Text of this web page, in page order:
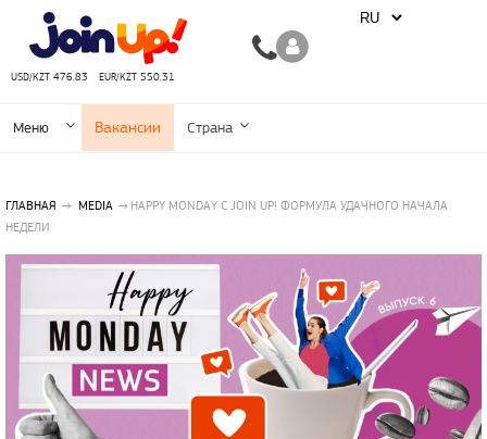
USD/KZT 476.83 EUR/KZT 550.31
Меню Вакансии Страна
ГЛАВНАЯ MEDIA
HAPPY MONDAY С JOIN UP! ФОРМУЛА УДАЧНОГО НАЧАЛА
НЕДЕЛИ